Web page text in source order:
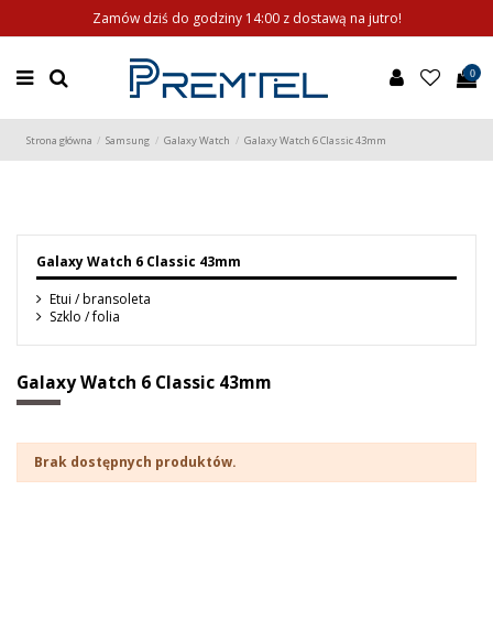
Zamów dziś do godziny 14:00 z dostawą na jutro!
0
Strona główna Samsung Galaxy Watch Galaxy Watch 6 Classic 43mm
Galaxy Watch 6 Classic 43mm
Etui / bransoleta
Szklo / folia
Galaxy Watch 6 Classic 43mm
Brak dostępnych produktów.